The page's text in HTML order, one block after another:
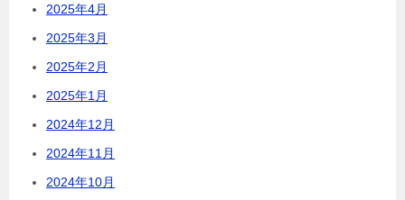
2025年4月
2025年3月
2025年2月
2025年1月
2024年12月
2024年11月
2024年10月